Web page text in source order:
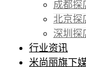
成都探
北京探
深圳探
行业资讯
米尚丽旗下